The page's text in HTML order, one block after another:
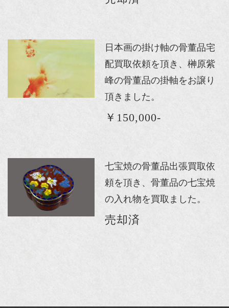
日本画の掛け軸の骨董品宅
配買取依頼を頂き、榊原紫
峰の骨董品の掛軸をお譲り
頂きました。
￥150,000-
七宝焼の骨董品出張買取依
頼を頂き、骨董品の七宝焼
の入れ物を買取ました。
売却済